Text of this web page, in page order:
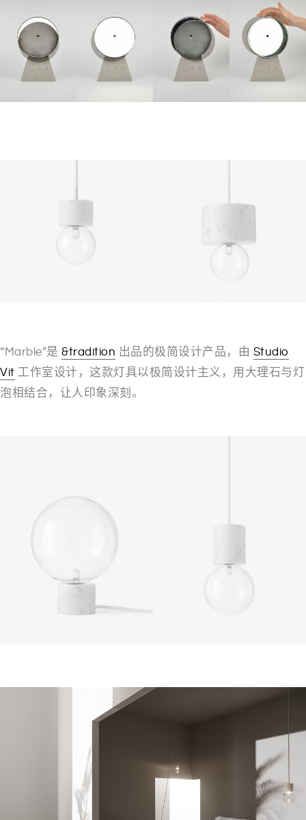
“Marble”是 &tradition 出品的极简设计产品，由 Studio
Vit 工作室设计，这款灯具以极简设计主义，用大理石与灯
泡相结合，让人印象深刻。